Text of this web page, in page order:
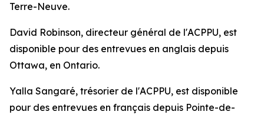
Terre-Neuve.
David Robinson, directeur général de l'ACPPU, est
disponible pour des entrevues en anglais depuis
Ottawa, en Ontario.
Yalla Sangaré, trésorier de l'ACPPU, est disponible
pour des entrevues en français depuis Pointe-de-